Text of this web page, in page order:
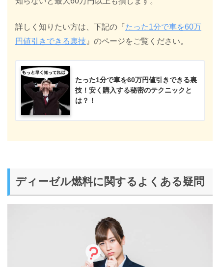
詳しく知りたい方は、下記の『たった1分で車を60万
円値引きできる裏技 』のページをご覧ください。
たった1分で車を60万円値引きできる裏
技！安く購入する秘密のテクニックと
は？！
ディーゼル燃料に関するよくある疑問